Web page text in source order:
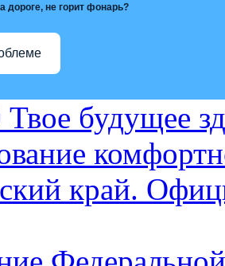
дороге, не горит фонарь?